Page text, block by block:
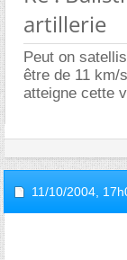
artillerie
Peut on
être de 11 km/
atteigne cette
11/10/2004,